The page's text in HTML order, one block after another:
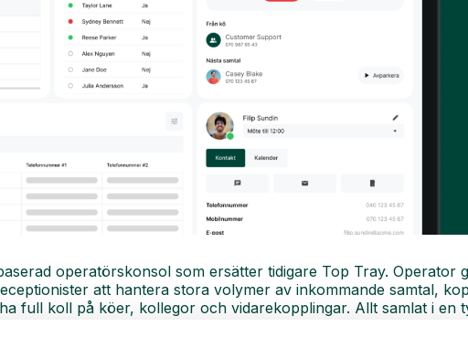
operatörskonsol som ersätter tidigare Top Tray. Operator
att hantera stora volymer av inkommande samtal,
full koll på köer, kollegor och vidarekopplingar. Allt samlat i en